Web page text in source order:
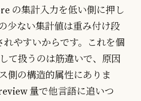
の集計入力を低い側に押し
少ない集計値は重み付け段
やすいからです。これを個
て扱うのは筋違いで、原因
側の構造的属性にありま
量で他言語に追いつ